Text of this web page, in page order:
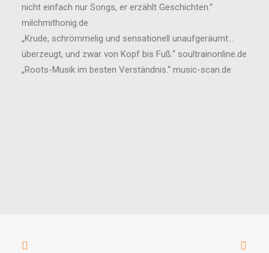
nicht einfach nur Songs, er erzählt Geschichten.“
milchmithonig.de
„Krude, schrömmelig und sensationell unaufgeräumt…
überzeugt, und zwar von Kopf bis Fuß.“ soultrainonline.de
„Roots-Musik im besten Verständnis.“ music-scan.de